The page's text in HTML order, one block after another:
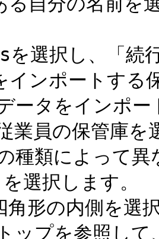
選択し、「続
ンポートする
ータをインポ
業員の保管庫
種類によって異
択します。
形の内側を選
ップを参照し